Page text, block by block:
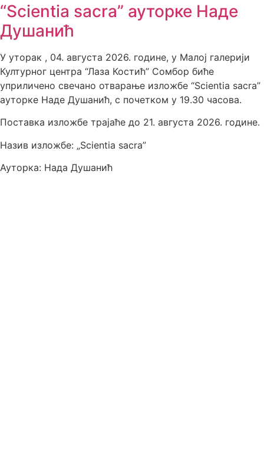
“Scientia sacra” ауторке Наде
Душанић
У уторак , 04. августа 2026. године, у Малој галерији
Културног центра “Лаза Костић” Сомбор биће
уприличено свечано отварање изложбе “Scientia sacra”
ауторке Наде Душанић, с почетком у 19.30 часова.
Поставка изложбе трајаће до 21. августа 2026. године.
Назив изложбе: „Scientia sacra”
Ауторка: Нада Душанић